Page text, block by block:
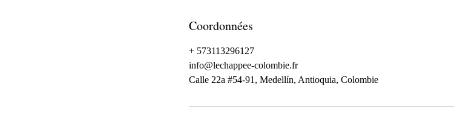
Coordonnées
+ 573113296127
info@lechappee-colombie.fr
Calle 22a #54-91, Medellín, Antioquia, Colombie